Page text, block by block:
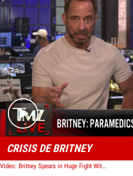
CRISIS DE BRITNEY
Video: Britney Spears in Huge Fight With Boyfriend, Hotel Guests Fear Mental Breakdown | TMZ Live